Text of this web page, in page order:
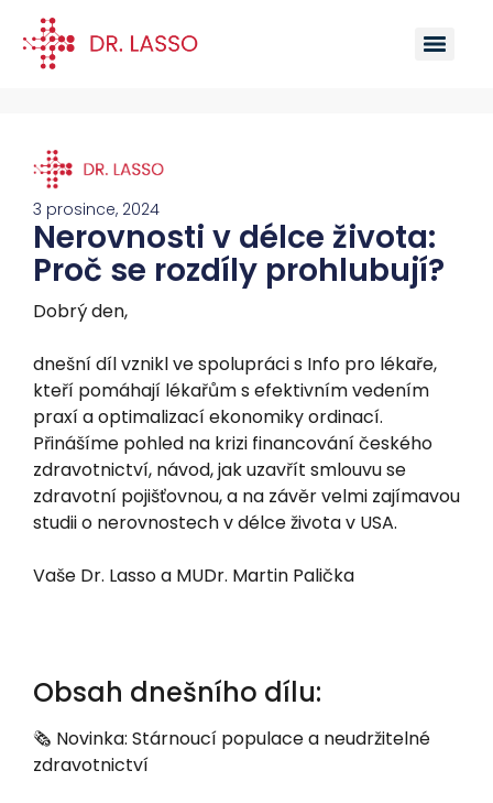
3 prosince, 2024
Nerovnosti v délce života:
Proč se rozdíly prohlubují?
Dobrý den,
dnešní díl vznikl ve spolupráci s Info pro lékaře,
kteří pomáhají lékařům s efektivním vedením
praxí a optimalizací ekonomiky ordinací.
Přinášíme pohled na krizi financování českého
zdravotnictví, návod, jak uzavřít smlouvu se
zdravotní pojišťovnou, a na závěr velmi zajímavou
studii o nerovnostech v délce života v USA.
Vaše Dr. Lasso a MUDr. Martin Palička
Obsah dnešního dílu:
🗞️ Novinka: Stárnoucí populace a neudržitelné
zdravotnictví